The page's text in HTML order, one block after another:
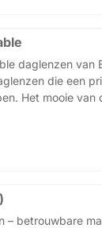
en gewone bril.
De geavanceerde 3-
die een
Het mooie van
daglenzen
dat ze een
en zo worden
En hoe minder
– betrouwbare